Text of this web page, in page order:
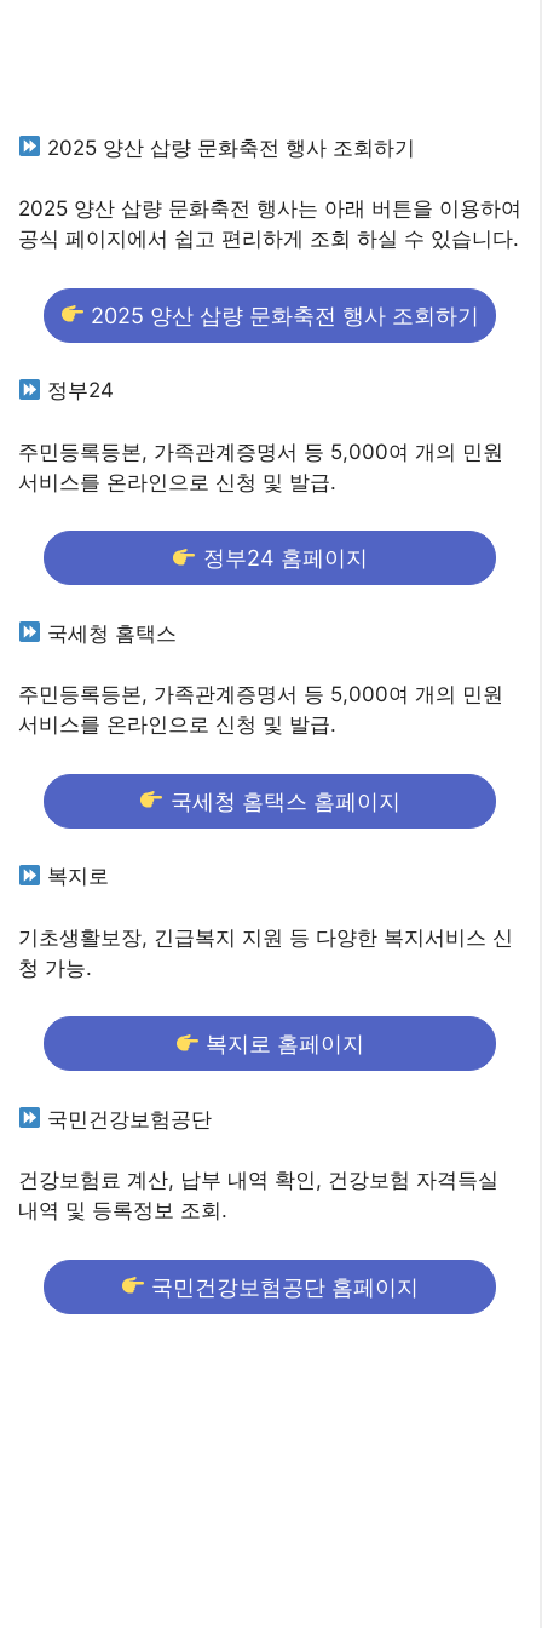
2025 양산 삽량 문화축전 행사 조회하기
2025 양산 삽량 문화축전 행사는 아래 버튼을 이용하여
공식 페이지에서 쉽고 편리하게 조회 하실 수 있습니다.
2025 양산 삽량 문화축전 행사 조회하기
정부24
주민등록등본, 가족관계증명서 등 5,000여 개의 민원
서비스를 온라인으로 신청 및 발급.
정부24 홈페이지
국세청 홈택스
주민등록등본, 가족관계증명서 등 5,000여 개의 민원
서비스를 온라인으로 신청 및 발급.
국세청 홈택스 홈페이지
복지로
기초생활보장, 긴급복지 지원 등 다양한 복지서비스 신
청 가능.
복지로 홈페이지
국민건강보험공단
건강보험료 계산, 납부 내역 확인, 건강보험 자격득실
내역 및 등록정보 조회.
국민건강보험공단 홈페이지